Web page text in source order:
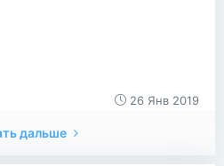
26 Янв 2019
дальше